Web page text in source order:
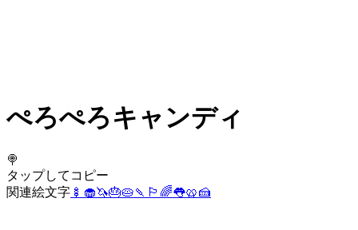
ぺろぺろキャンディ
🍭
タップしてコピー
関連絵文字 🍢 🧁🦄🎂🥧🍡 🏳️‍🌈👅🥨🍰